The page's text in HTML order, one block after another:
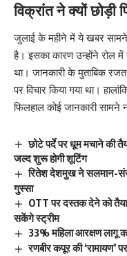
विक्रांत ने क्यों छोड़ी
जुलाई के महीने में ये खबर सामने
है। इसका कारण उन्होंने रोल में
था। जानकारी के मुताबिक
पर विचार किया गया था।
फिलहाल कोई जानकारी सामने
छोटे पर्दे पर धूम मचाने की
जल्द शुरू होगी शूटिंग
रितेश देशमुख ने सलमान-
गुस्सा
OTT पर दस्तक देने को
सकेंगे स्ट्रीम
33% महिला आरक्षण लागू
रणबीर कपूर की